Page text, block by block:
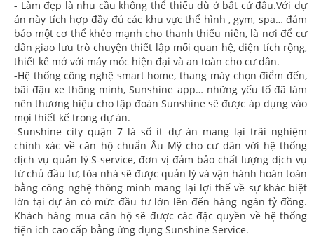
- Làm đẹp là nhu cầu không thể thiếu dù ở bất cứ đâu.Với dự
án này tích hợp đầy đủ các khu vực thể hình , gym, spa… đảm
bảo một cơ thể khẻo mạnh cho thanh thiếu niên, là nơi để cư
dân giao lưu trò chuyện thiết lập mối quan hệ, diện tích rộng,
thiết kế mở với máy móc hiện đại và an toàn cho cư dân.
-Hệ thống công nghệ smart home, thang máy chọn điểm đến,
bãi đậu xe thông minh, Sunshine app… những yếu tố đã làm
nên thương hiệu cho tập đoàn Sunshine sẽ được áp dụng vào
mọi thiết kế trong dự án.
-Sunshine city quận 7 là số ít dự án mang lại trãi nghiệm
chính xác về căn hộ chuẩn Âu Mỹ cho cư dân với hệ thống
dịch vụ quản lý S-service, đơn vị đảm bảo chất lượng dịch vụ
từ chủ đầu tư, tòa nhà sẽ được quản lý và vận hành hoàn toàn
bằng công nghệ thông minh mang lại lợi thế về sự khác biệt
lớn tại dự án có mức đầu tư lớn lên đến hàng ngàn tỷ đồng.
Khách hàng mua căn hộ sẽ được các đặc quyền về hệ thống
tiện ích cao cấp bằng ứng dụng Sunshine Service.